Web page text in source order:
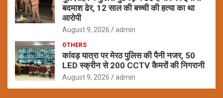
बदमाश ढेर, 12 साल की बच्ची की हत्या का था
आरोपी
August 9, 2026 admin
OTHERS
कांवड़ यात्रा पर मेरठ पुलिस की पैनी नजर, 50
LED स्क्रीन से 200 CCTV कैमरों की निगरानी
August 9, 2026 admin